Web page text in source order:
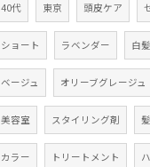
40代 東京 頭皮ケア
ショート ラベンダー 白髪
ベージュ オリーブグレージュ
美容室 スタイリング剤
カラー トリートメント